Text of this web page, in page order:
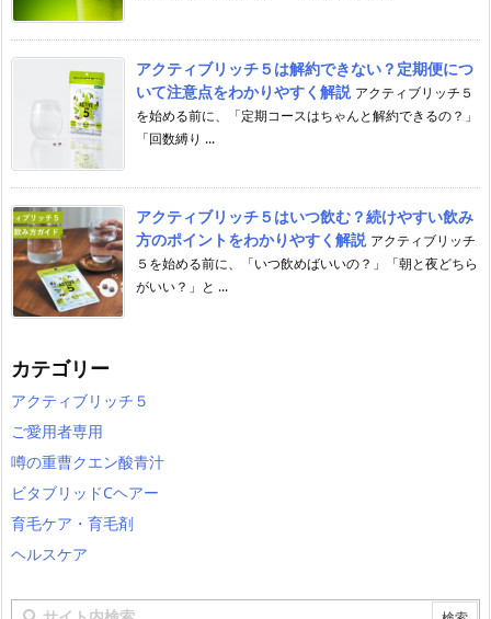
アクティブリッチ５は解約できない？定期便につ
いて注意点をわかりやすく解説 アクティブリッチ５
を始める前に、「定期コースはちゃんと解約できるの？」
「回数縛り ...
アクティブリッチ５はいつ飲む？続けやすい飲み
方のポイントをわかりやすく解説 アクティブリッチ
５を始める前に、「いつ飲めばいいの？」「朝と夜どちら
がいい？」と ...
カテゴリー
アクティブリッチ５
ご愛用者専用
噂の重曹クエン酸青汁
ビタブリッドCヘアー
育毛ケア・育毛剤
ヘルスケア